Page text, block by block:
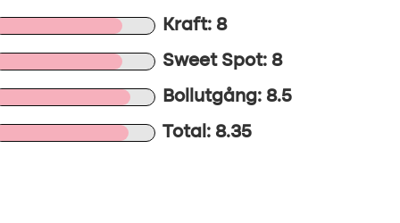
Kraft: 8
Sweet Spot: 8
Bollutgång: 8.5
Total: 8.35